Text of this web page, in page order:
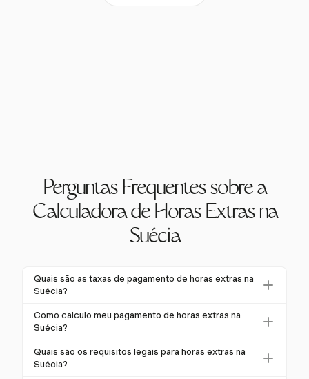
Perguntas Frequentes sobre a
Calculadora de Horas Extras na
Suécia
Quais são as taxas de pagamento de horas extras na
Suécia?
Na Suécia, a taxa padrão de horas extras é de 50%
acima do pagamento regular para as duas primeiras
semana ou feriados normalmente atraem 100% de
pagamento extra.
Como calculo meu pagamento de horas extras na
Suécia?
O pagamento de horas extras é calculado
determinando a taxa horária base e aplicando o
Quais são os requisitos legais para horas extras na
Suécia?